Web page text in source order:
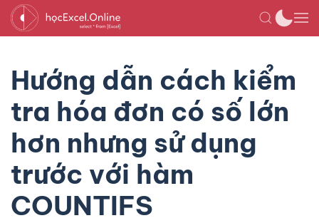
Hướng dẫn cách kiểm
tra hóa đơn có số lớn
hơn nhưng sử dụng
trước với hàm
COUNTIFS